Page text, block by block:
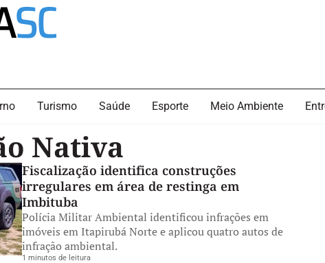
Turismo Saúde Esporte Meio Ambiente
Nativa
Fiscalização identifica construções
irregulares em área de restinga em
Imbituba
Polícia Militar Ambiental identificou infrações em
imóveis em Itapirubá Norte e aplicou quatro autos de
infração ambiental.
1 minutos de leitura